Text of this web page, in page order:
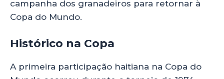
campanha dos granadeiros para retornar à
Copa do Mundo.
Histórico na Copa
A primeira participação haitiana na Copa do